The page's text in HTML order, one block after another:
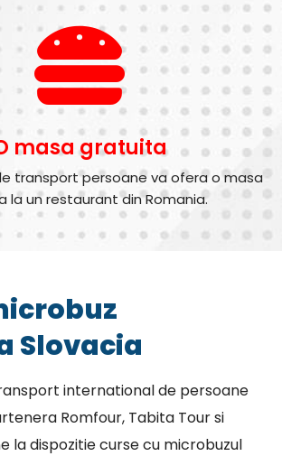
masa gratuita
transport persoane va ofera o masa
la un restaurant din Romania.
Slovacia
international de persoane
Romfour, Tabita Tour si
la dispozitie curse cu microbuzul